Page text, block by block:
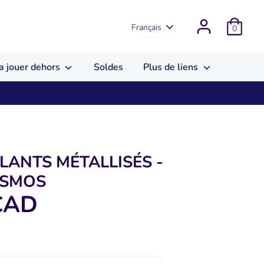
Langue
Français 0
jouer dehors Soldes Plus de liens
MÉTALLISÉS -